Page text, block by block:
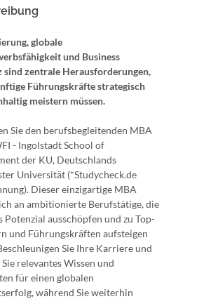
globale
und Business
sind zentrale Herausforderungen,
Führungskräfte strategisch
meistern müssen.
Sie den berufsbegleitenden MBA
- Ingolstadt School of
der KU, Deutschlands
Universität (*Studycheck.de
Dieser einzigartige MBA
an ambitionierte Berufstätige, die
Potenzial ausschöpfen und zu Top-
und Führungskräften aufsteigen
Sie Ihre Karriere und
relevantes Wissen und
für einen globalen
während Sie weiterhin